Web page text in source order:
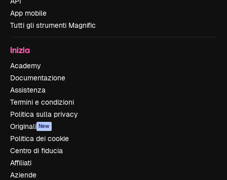
App mobile
Tutti gli strumenti Magnific
Inizia
Academy
Documentazione
Assistenza
Termini e condizioni
Politica sulla privacy
Originali New
Politica dei cookie
Centro di fiducia
Affiliati
Aziende